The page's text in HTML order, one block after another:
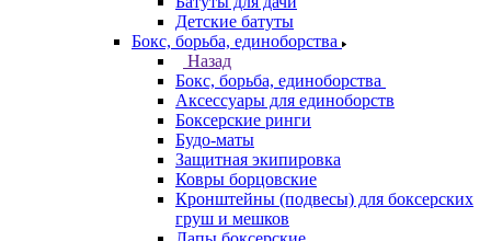
Детские батуты
Бокс, борьба, единоборства
Назад
Бокс, борьба, единоборства
Аксессуары для единоборств
Боксерские ринги
Будо-маты
Защитная экипировка
Ковры борцовские
Кронштейны (подвесы) для боксерских
груш и мешков